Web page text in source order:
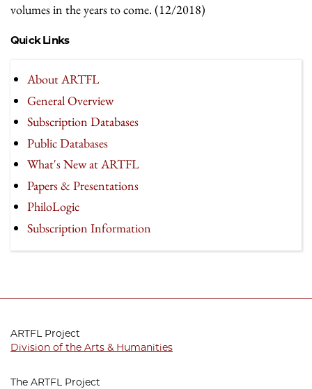
volumes in the years to come. (12/2018)
Quick Links
About ARTFL
General Overview
Subscription Databases
Public Databases
What's New at ARTFL
Papers & Presentations
PhiloLogic
Subscription Information
ARTFL Project
Division of the Arts & Humanities
The ARTFL Project